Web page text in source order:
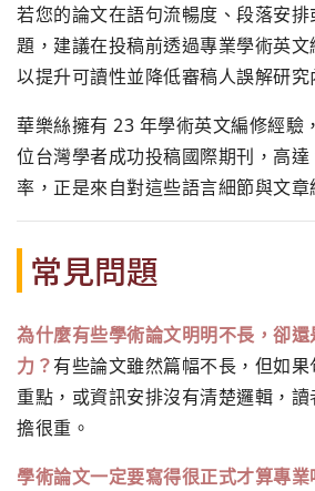
若您的論文在語句流暢度、段落安
題，建議在投稿前透過專業學術英文
以提升可讀性並降低審稿人誤解研究
華樂絲擁有 23 年學術英文編修經驗
位台灣學者成功投稿國際期刊，高
率，正是來自對這些語言細節與文章
常見問題
為什麼有些學術論文明明不長，卻
力？有些論文雖然篇幅不長，但如
重點，或資訊安排沒有清楚邏輯，
擔很重。
學術論文一定要寫得很正式才算專業